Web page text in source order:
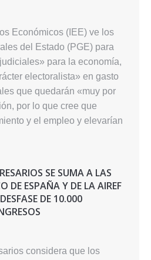
Económicos (IEE) ve los
del Estado (PGE) para
para la economía,
electoralista» en gasto
que quedarán «muy por
por lo que cree que
y el empleo y elevarían
SE SUMA A LAS
DE ESPAÑA Y DE LA AIREF
DE 10.000
considera que los